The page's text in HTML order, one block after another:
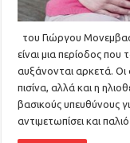
του Γιώργου
είναι μια περίοδος
αυξάνονται αρκετά. Οι
πισίνα, αλλά και η
βασικούς υπευθύνους
αντιμετωπίσει και